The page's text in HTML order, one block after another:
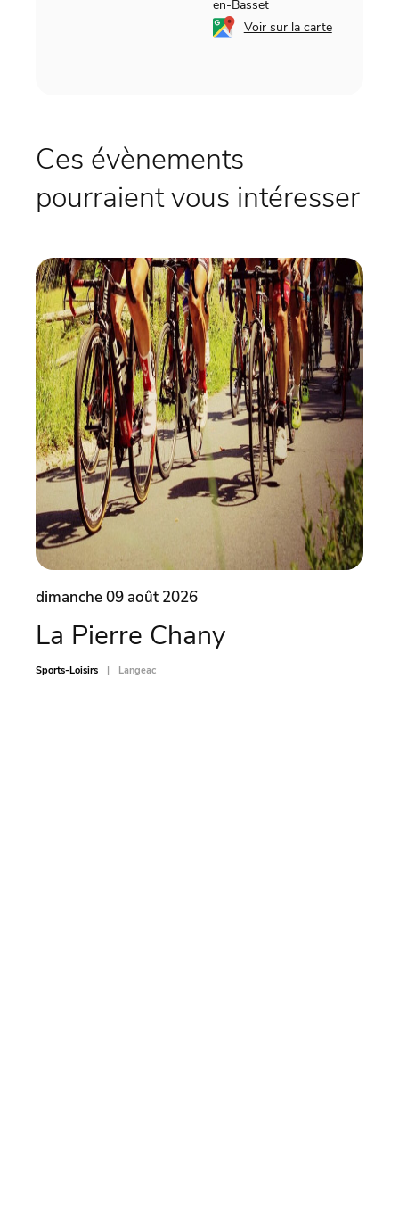
en-Basset
Voir sur la carte
Ces évènements
pourraient vous intéresser
dimanche 09 août 2026
La Pierre Chany
Sports-Loisirs Langeac